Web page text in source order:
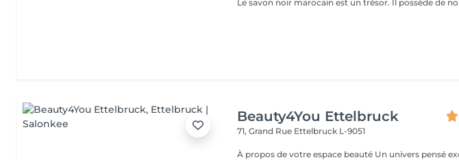
Beauty4You Ettelbruck
71, Grand Rue Ettelbruck L-9051
À propos de votre espace beauté Un univers pensé exclusivement